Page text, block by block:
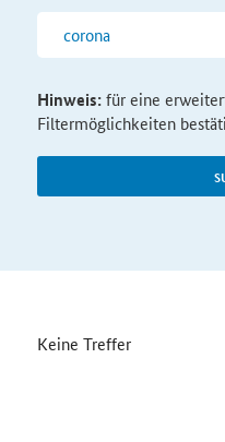
Hinweis:für eine
Filtermöglichkeiten
Keine Treffer